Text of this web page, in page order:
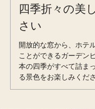
四季折々の美
さい
開放的な窓から、ホテ
ことができるガーデン
本の四季がすべて詰ま
る景色をお楽しみくださ